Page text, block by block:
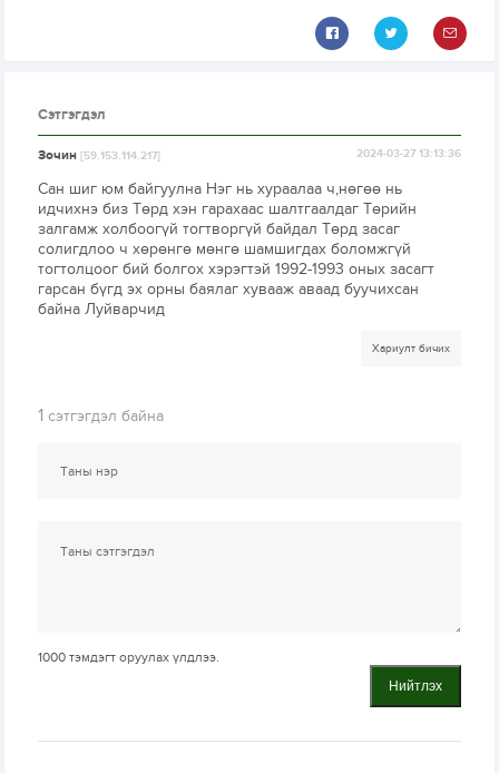
Сэтгэгдэл
Зочин[59.153.114.217] 2024-03-27 13:13:36
Сан шиг юм байгуулна Нэг нь хураалаа ч,нөгөө нь
идчихнэ биз Төрд хэн гарахаас шалтгаалдаг Төрийн
залгамж холбоогүй тогтворгүй байдал Төрд засаг
солигдлоо ч хөрөнгө мөнгө шамшигдах боломжгүй
тогтолцоог бий болгох хэрэгтэй 1992-1993 оных засагт
гарсан бүгд эх орны баялаг хувааж аваад буучихсан
байна Луйварчид
Хариулт бичих
1 сэтгэгдэл байна
1000 тэмдэгт оруулах үлдлээ.
Нийтлэх